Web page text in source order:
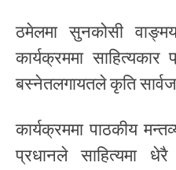
ठमेलमा सुनकोसी वाङ्मय
कार्यक्रममा साहित्यकार
बस्नेतलगायतले कृति
कार्यक्रममा पाठकीय
प्रधानले साहित्यमा